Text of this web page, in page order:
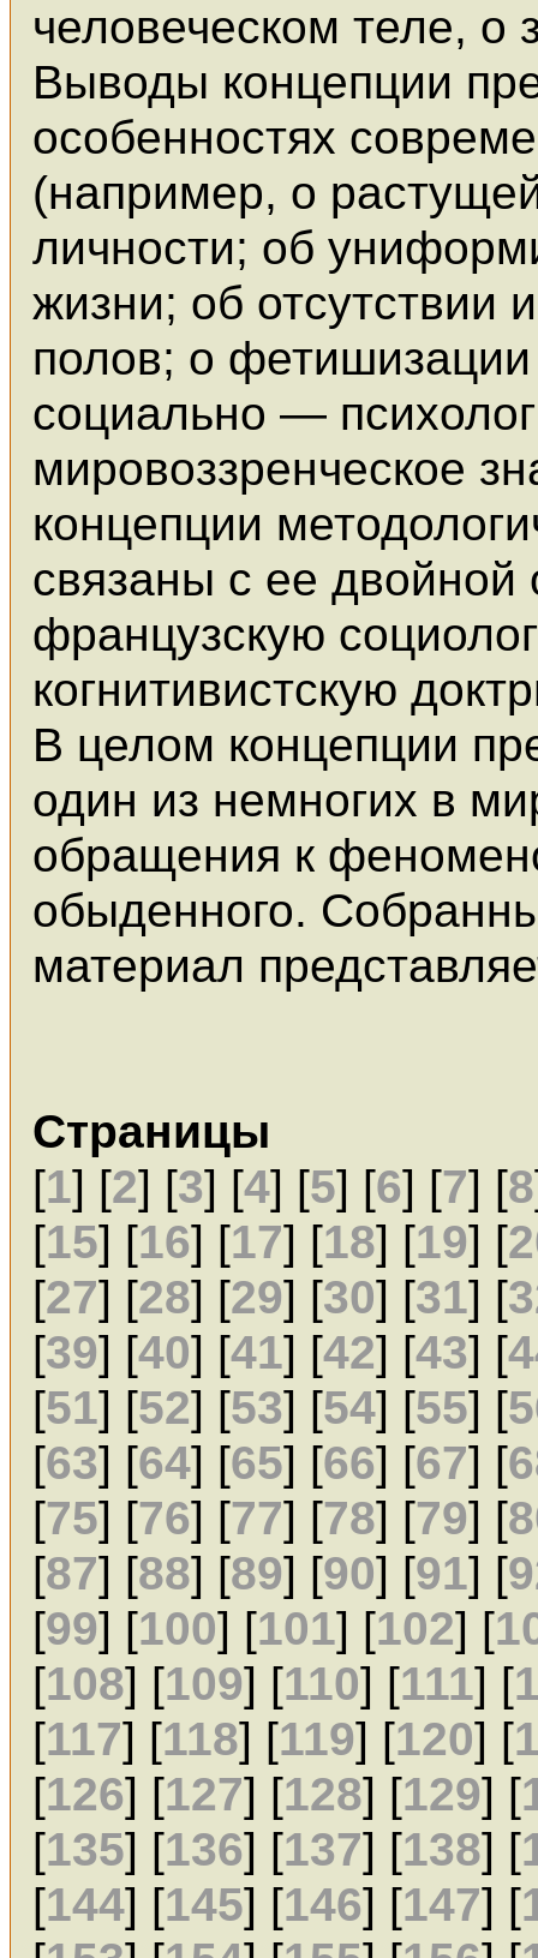
человеческом теле, о
Выводы концепции
особенностях
(например, о
личности; об
жизни; об отсутствии
полов; о
социально —
мировоззренческое
концепции
связаны с ее
французскую
когнитивистскую
В целом концепции
один из немногих в
обращения к
обыденного.
материал
Страницы
[1] [2] [3] [4] [5] [6] [7] [8
[15] [16] [17] [18] [19] [
[27] [28] [29] [30] [31] [
[39] [40] [41] [42] [43] [
[51] [52] [53] [54] [55] [
[63] [64] [65] [66] [67] [
[75] [76] [77] [78] [79] [
[87] [88] [89] [90] [91] [
[99] [100] [101] [102] [
[108] [109] [110] [111] [
[117] [118] [119] [120] [
[126] [127] [128] [129] [
[135] [136] [137] [138] [
[144] [145] [146] [147] [